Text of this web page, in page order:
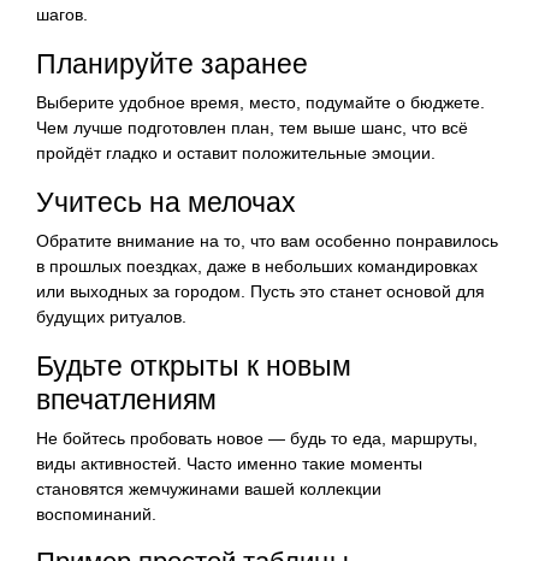
шагов.
Планируйте заранее
Выберите удобное время, место, подумайте о бюджете.
Чем лучше подготовлен план, тем выше шанс, что всё
пройдёт гладко и оставит положительные эмоции.
Учитесь на мелочах
Обратите внимание на то, что вам особенно понравилось
в прошлых поездках, даже в небольших командировках
или выходных за городом. Пусть это станет основой для
будущих ритуалов.
Будьте открыты к новым
впечатлениям
Не бойтесь пробовать новое — будь то еда, маршруты,
виды активностей. Часто именно такие моменты
становятся жемчужинами вашей коллекции
воспоминаний.